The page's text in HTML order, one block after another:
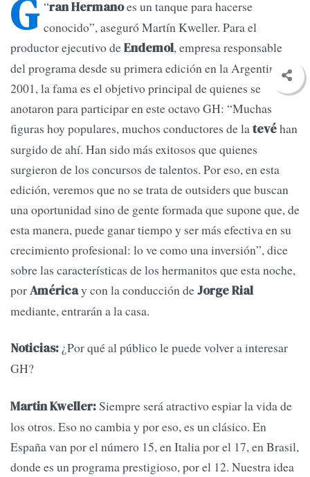
“
G ran Hermanoes un tanque para hacerse
conocido”, aseguró Martín Kweller. Para el
productor ejecutivo deEndemol, empresa responsable
del programa desde su primera edición en la Argentina en
2001, la fama es el objetivo principal de quienes se
anotaron para participar en este octavo GH: “Muchas
figuras hoy populares, muchos conductores de latevéhan
surgido de ahí. Han sido más exitosos que quienes
surgieron de los concursos de talentos. Por eso, en esta
edición, veremos que no se trata de outsiders que buscan
una oportunidad sino de gente formada que supone que, de
esta manera, puede ganar tiempo y ser más efectiva en su
crecimiento profesional: lo ve como una inversión”, dice
sobre las características de los hermanitos que esta noche,
porAméricay con la conducción deJorge Rial
mediante, entrarán a la casa.
Noticias: ¿Por qué al público le puede volver a interesar
GH?
Martin Kweller:Siempre será atractivo espiar la vida de
los otros. Eso no cambia y por eso, es un clásico. En
España van por el número 15, en Italia por el 17, en Brasil,
donde es un programa prestigioso, por el 12. Nuestra idea